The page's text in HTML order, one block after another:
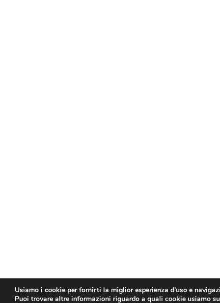
Usiamo i cookie per fornirti la miglior esperienza d'uso e
Puoi trovare altre informazioni riguardo a quali cookie usiamo